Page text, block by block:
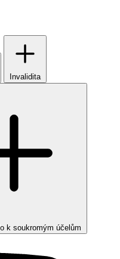
Invalidita
k soukromým účelům